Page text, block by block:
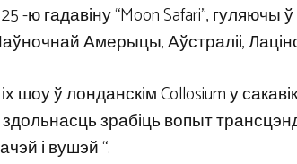
-ю гадавіну “Moon Safari”,
Амерыцы, Аўстраліі,
шоу ў лонданскім Collosium у
здольнасць зрабіць вопыт
і вушэй “.